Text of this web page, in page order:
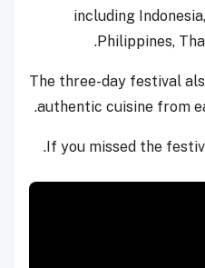
including
Philippines,
The three-day festival
authentic cuisine from
If you missed the